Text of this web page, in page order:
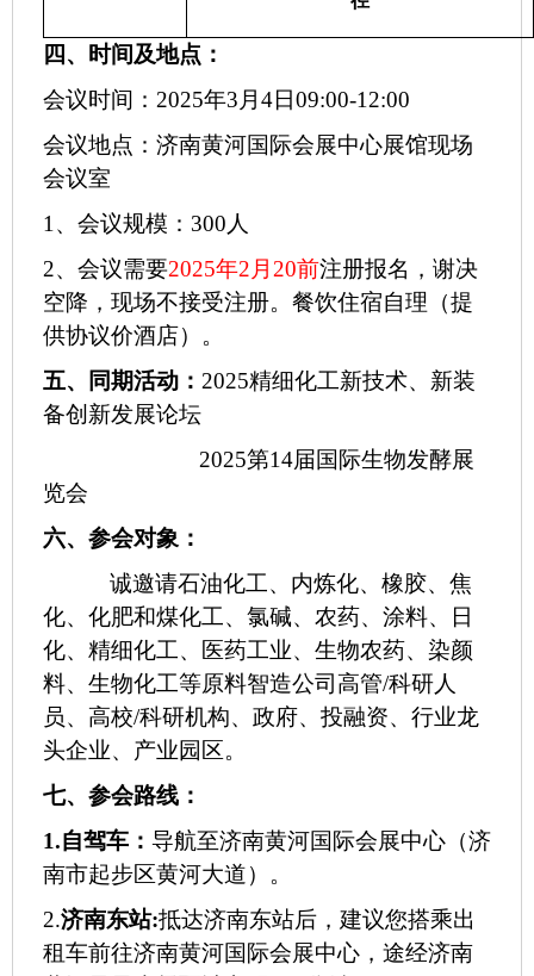
四、
时间及地点：
会议时间： 2025年3月 4日09:00-12:00
会议地点：济南黄河国际会展中心展馆现场
会议室
1、会议规模： 300人
2、会议需要2025年2 月 20前注册报名，谢决
空降，现场不接受注册。餐饮住宿自理（提
供协议价酒店）。
五、
同期活动 ： 2025精细化工新技术、新装
备创新发展论坛
2025第14届国际生物发酵展
览会
六、参会对象：
诚邀请石油化工、内炼化、橡胶、焦
化、化肥和煤化工、氯碱、农药、涂料、日
化、 精细化工、医药工业、生物农药、染颜
料、 生物化工等原料智造公司高管/科研人
员、高校/科研机构、政府、投融资、行业龙
头企业、产业园区。
七、参会路线：
1.自驾车： 导航至济南黄河国际会展中心（济
南市起步区黄河大道）。
2.济南东站:抵达济南东站后，建议您搭乘出
租车前往济南黄河国际会展中心，途经济南